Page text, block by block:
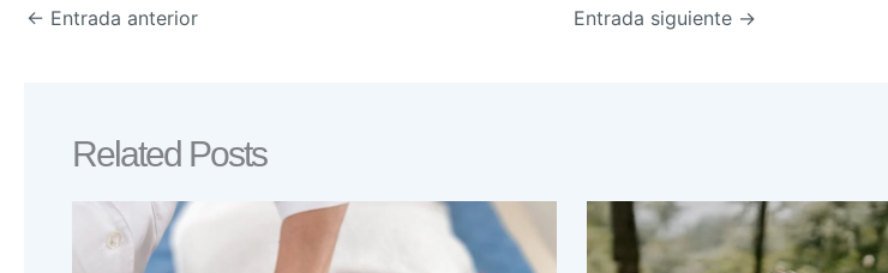
← Entrada anterior Entrada siguiente →
Related Posts